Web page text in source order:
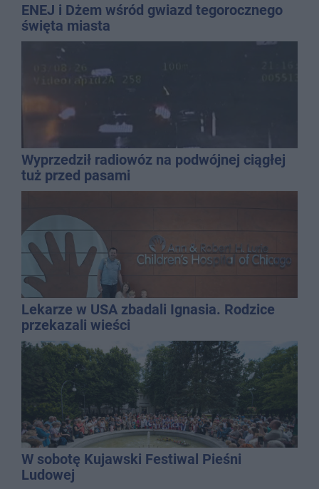
ENEJ i Dżem wśród gwiazd tegorocznego
święta miasta
Wyprzedził radiowóz na podwójnej ciągłej
tuż przed pasami
Lekarze w USA zbadali Ignasia. Rodzice
przekazali wieści
W sobotę Kujawski Festiwal Pieśni
Ludowej